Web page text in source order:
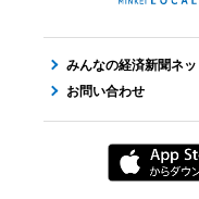
みんなの経済新聞ネ
お問い合わせ